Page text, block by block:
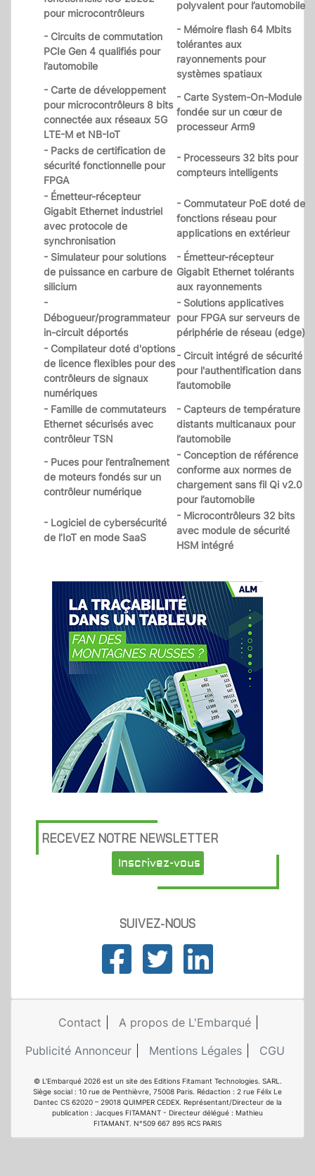
pour microcontrôleurs
polyvalent pour l’automobile
- Circuits de commutation
PCIe Gen 4 qualifiés pour
l’automobile
- Mémoire flash 64 Mbits
tolérantes aux
rayonnements pour
systèmes spatiaux
- Carte de développement
pour microcontrôleurs 8 bits
connectée aux réseaux 5G
LTE-M et NB-IoT
- Carte System-On-Module
fondée sur un cœur de
processeur Arm9
- Packs de certification de
sécurité fonctionnelle pour
FPGA
- Processeurs 32 bits pour
compteurs intelligents
- Émetteur-récepteur
Gigabit Ethernet industriel
avec protocole de
synchronisation
- Commutateur PoE doté de
fonctions réseau pour
applications en extérieur
- Simulateur pour solutions
de puissance en carbure de
silicium
- Émetteur-récepteur
Gigabit Ethernet tolérants
aux rayonnements
-
Débogueur/programmateur
in-circuit déportés
- Solutions applicatives
pour FPGA sur serveurs de
périphérie de réseau (edge)
- Compilateur doté d'options
de licence flexibles pour des
contrôleurs de signaux
numériques
- Circuit intégré de sécurité
pour l'authentification dans
l’automobile
- Famille de commutateurs
Ethernet sécurisés avec
contrôleur TSN
- Capteurs de température
distants multicanaux pour
l’automobile
- Puces pour l’entraînement
de moteurs fondés sur un
contrôleur numérique
- Conception de référence
conforme aux normes de
chargement sans fil Qi v2.0
pour l’automobile
- Logiciel de cybersécurité
de l’IoT en mode SaaS
- Microcontrôleurs 32 bits
avec module de sécurité
HSM intégré
RECEVEZ NOTRE NEWSLETTER
Inscrivez-vous
SUIVEZ-NOUS
Contact
A propos de L'Embarqué
Publicité Annonceur
Mentions Légales CGU
© L'Embarqué 2026 est un site des Editions Fitamant Technologies. SARL.
Siège social : 10 rue de Penthièvre, 75008 Paris. Rédaction : 2 rue Félix Le
Dantec CS 62020 – 29018 QUIMPER CEDEX. Représentant/Directeur de la
publication : Jacques FITAMANT - Directeur délégué : Mathieu
FITAMANT. N°509 667 895 RCS PARIS